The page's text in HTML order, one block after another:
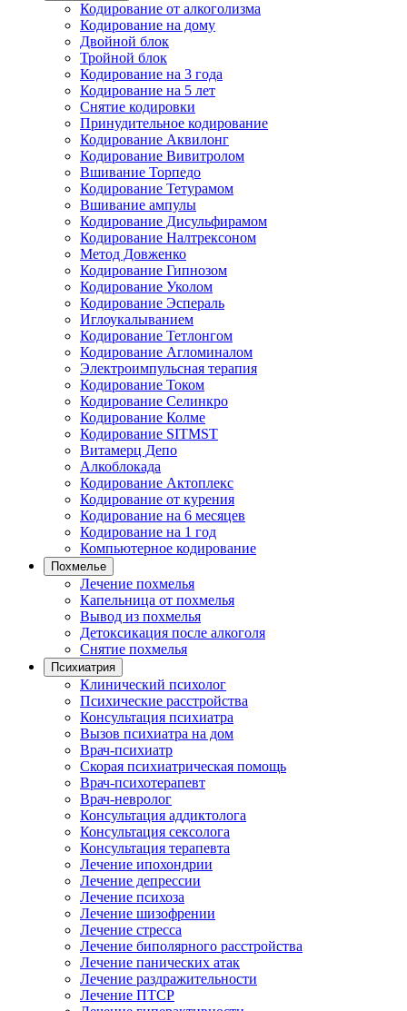
Кодирование от алкоголизма
Кодирование на дому
Двойной блок
Тройной блок
Кодирование на 3 года
Кодирование на 5 лет
Снятие кодировки
Принудительное кодирование
Кодирование Аквилонг
Кодирование Вивитролом
Вшивание Торпедо
Кодирование Тетурамом
Вшивание ампулы
Кодирование Дисульфирамом
Кодирование Налтрексоном
Метод Довженко
Кодирование Гипнозом
Кодирование Уколом
Кодирование Эспераль
Иглоукалыванием
Кодирование Тетлонгом
Кодирование Агломиналом
Электроимпульсная терапия
Кодирование Током
Кодирование Селинкро
Кодирование Колме
Кодирование SITMST
Витамерц Депо
Алкоблокада
Кодирование Актоплекс
Кодирование от курения
Кодирование на 6 месяцев
Кодирование на 1 год
Компьютерное кодирование
Похмелье
Лечение похмелья
Капельница от похмелья
Вывод из похмелья
Детоксикация после алкоголя
Снятие похмелья
Психиатрия
Клинический психолог
Психические расстройства
Консультация психиатра
Вызов психиатра на дом
Врач-психиатр
Скорая психиатрическая помощь
Врач-психотерапевт
Врач-невролог
Консультация аддиктолога
Консультация сексолога
Консультация терапевта
Лечение ипохондрии
Лечение депрессии
Лечение психоза
Лечение шизофрении
Лечение стресса
Лечение биполярного расстройства
Лечение панических атак
Лечение раздражительности
Лечение ПТСР